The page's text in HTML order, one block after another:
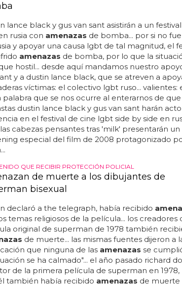
lance black y gus van sant asistirán a un
rusia con amenazas de bomba... por si no
y apoyar una causa lgbt de tal magnitud, el
amenazas de bomba, por lo que la
hostil... desde aquí mandamos nuestro
y a dustin lance black, que se atreven a
víctimas: el colectivo lgbt ruso... valientes:
palabra que se nos ocurre al enterarnos de que
dustin lance black y gus van sant harán
en el festival de cine lgbt side by side en
las cabezas pensantes tras 'milk' presentarán un
especial del film de 2008 protagonizado
QUE RECIBIR PROTECCIÓN POLICIAL
de muerte a los dibujantes de
bisexual
declaró a the telegraph, había recibido
temas religiosos de la película... los creadores
original de superman de 1978 también
de muerte... las mismas fuentes dijeron a
que ninguna de las amenazas se
se ha calmado"... el año pasado richard
de la primera película de superman en 1978,
también había recibido amenazas de muerte